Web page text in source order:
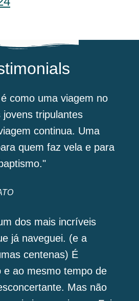
como uma viagem no
tripulantes
continua. Uma
quem faz vela e para
dos mais incríveis
já naveguei. (e a
centenas) É
e ao mesmo tempo de
Mas não